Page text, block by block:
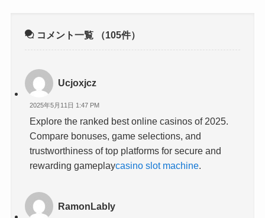
コメント一覧 （105件）
Ucjoxjcz
2025年5月11日 1:47 PM
Explore the ranked best online casinos of 2025.
Compare bonuses, game selections, and
trustworthiness of top platforms for secure and
rewarding gameplaycasino slot machine.
RamonLably